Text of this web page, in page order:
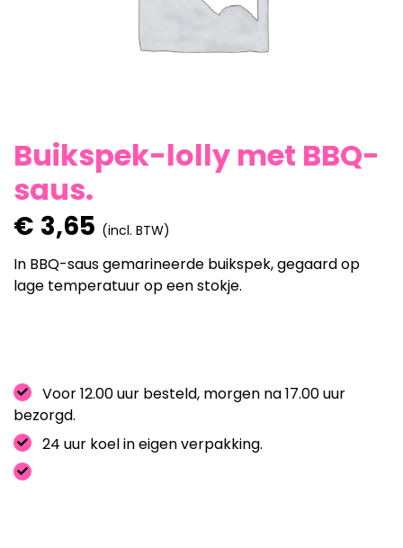
Buikspek-lolly met BBQ-
saus.
€ 3,65 (incl. BTW)
In BBQ-saus gemarineerde buikspek, gegaard op
lage temperatuur op een stokje.
Voor 12.00 uur besteld, morgen na 17.00 uur
bezorgd.
24 uur koel in eigen verpakking.